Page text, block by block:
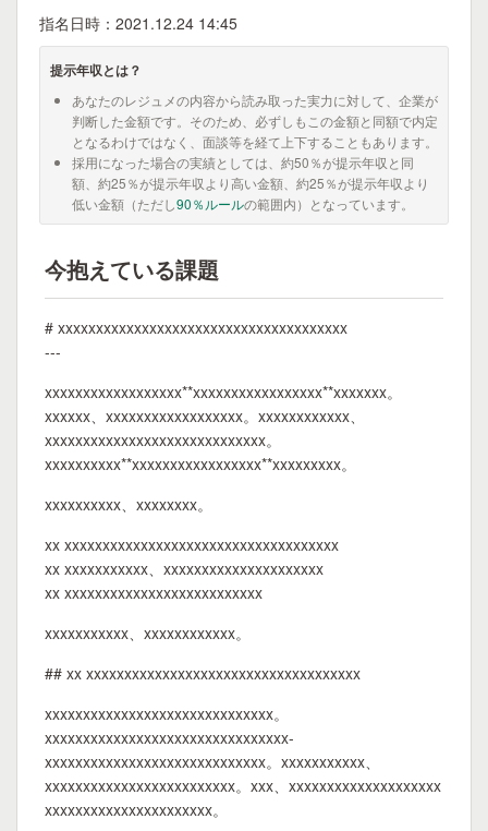
指名日時：2021.12.24 14:45
提示年収とは？
あなたのレジュメの内容から読み取った実力に対して、企業が
判断した金額です。そのため、必ずしもこの金額と同額で内定
となるわけではなく、面談等を経て上下することもあります。
採用になった場合の実績としては、約50％が提示年収と同
額、約25％が提示年収より高い金額、約25％が提示年収より
低い金額（ただし90％ルールの範囲内）となっています。
今抱えている課題
# xxxxxxxxxxxxxxxxxxxxxxxxxxxxxxxxxxxxxx
---
xxxxxxxxxxxxxxxxxx**xxxxxxxxxxxxxxxxx**xxxxxxx。
xxxxxx、xxxxxxxxxxxxxxxxxx。xxxxxxxxxxxx、
xxxxxxxxxxxxxxxxxxxxxxxxxxxxx。
xxxxxxxxxx**xxxxxxxxxxxxxxxxx**xxxxxxxxx。
xxxxxxxxxx、xxxxxxxx。
xx xxxxxxxxxxxxxxxxxxxxxxxxxxxxxxxxxxxx
xx xxxxxxxxxxx、xxxxxxxxxxxxxxxxxxxxx
xx xxxxxxxxxxxxxxxxxxxxxxxxxx
xxxxxxxxxxx、xxxxxxxxxxxx。
## xx xxxxxxxxxxxxxxxxxxxxxxxxxxxxxxxxxxxx
xxxxxxxxxxxxxxxxxxxxxxxxxxxxxx。
xxxxxxxxxxxxxxxxxxxxxxxxxxxxxxxx-
xxxxxxxxxxxxxxxxxxxxxxxxxxxxx。xxxxxxxxxxx、
xxxxxxxxxxxxxxxxxxxxxxxxx。xxx、xxxxxxxxxxxxxxxxxxxx
xxxxxxxxxxxxxxxxxxxxxx。